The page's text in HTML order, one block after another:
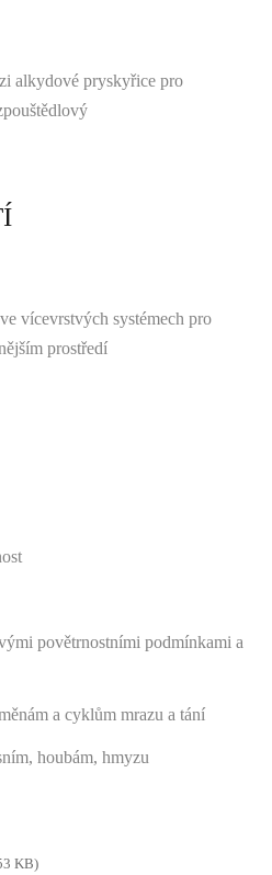
alkydové pryskyřice pro
vícevrstvých systémech pro
prostředí
povětrnostními podmínkami a
a cyklům mrazu a tání
houbám, hmyzu
KB